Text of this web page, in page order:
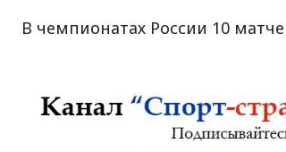
В чемпионатах России 10